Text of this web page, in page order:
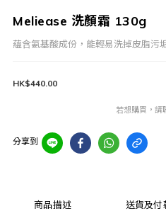
Meliease 洗顏霜 130g
蘊含氨基酸成份，能輕易洗掉皮脂污
HK$440.00
若想購買，請
分享到
商品描述 送貨及付